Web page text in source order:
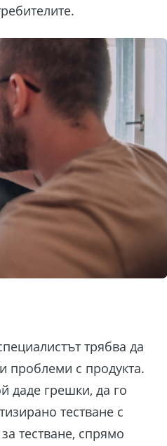
трябва да
проблеми с продукта.
даде грешки, да го
тестване с
тестване, спрямо